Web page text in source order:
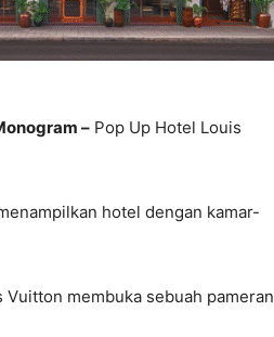
– Pop Up Hotel Louis
hotel dengan kamar-
membuka sebuah pameran